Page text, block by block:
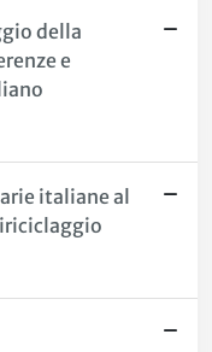
della
e
italiane al